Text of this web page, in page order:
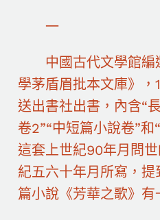
一
中國古代文學館
學茅盾眉批本文庫》
送出書社出書，內含“
卷2”“中短篇小說卷”和
這套上世紀90年月問
紀五六十年月所寫，
篇小說《芳華之歌》有